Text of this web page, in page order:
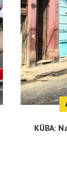
KÜBA: